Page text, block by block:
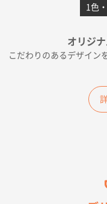
千葉県A社様
2026年06月19日
価格 大丈夫そう
大阪府のお客様
A4フルカラー
【ポリ】特別ご
2026年06月08日
1色
オリジ
こだわりのあるデザイン